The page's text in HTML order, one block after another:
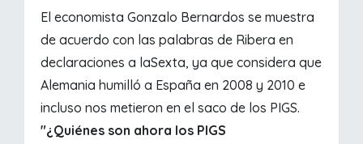
El economista Gonzalo Bernardos se muestra
de acuerdo con las palabras de Ribera en
declaraciones a laSexta, ya que considera que
Alemania humilló a España en 2008 y 2010 e
incluso nos metieron en el saco de los PIGS.
"¿Quiénes son ahora los PIGS